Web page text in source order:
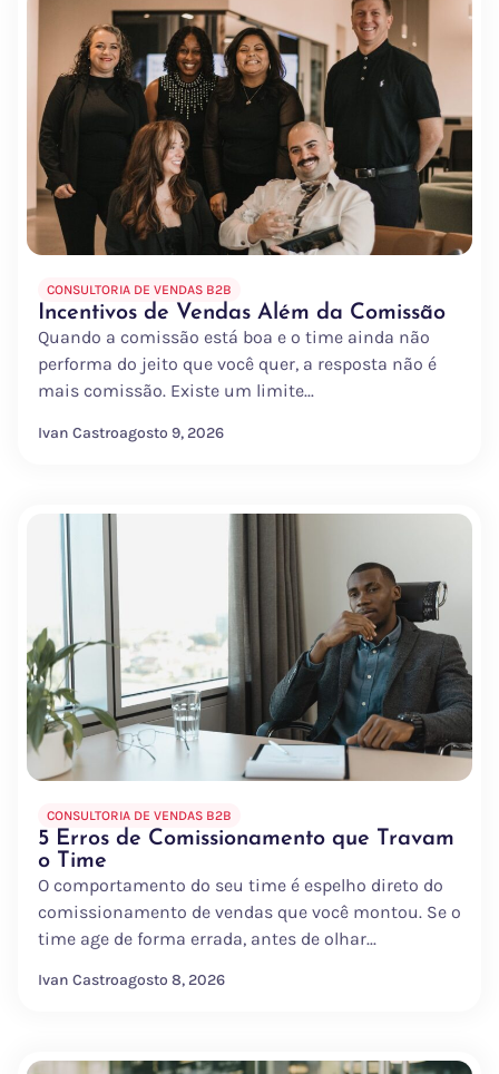
CONSULTORIA DE VENDAS B2B
Incentivos de Vendas Além da Comissão
Quando a comissão está boa e o time ainda não
performa do jeito que você quer, a resposta não é
mais comissão. Existe um limite...
Ivan Castroagosto 9, 2026
CONSULTORIA DE VENDAS B2B
5 Erros de Comissionamento que Travam
o Time
O comportamento do seu time é espelho direto do
comissionamento de vendas que você montou. Se o
time age de forma errada, antes de olhar...
Ivan Castroagosto 8, 2026